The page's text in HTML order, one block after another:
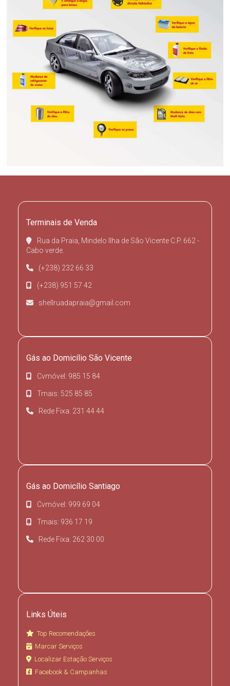
Terminais de Venda
Rua da Praia, Mindelo Ilha de São Vicente C.P. 662 -
Cabo verde.
(+238) 232 66 33
(+238) 951 57 42
shellruadapraia@gmail.com
Gás ao Domicílio São Vicente
Cvmóvel: 985 15 84
Tmais: 525 85 85
Rede Fixa: 231 44 44
Gás ao Domicílio Santiago
Cvmóvel: 999 69 04
Tmais: 936 17 19
Rede Fixa: 262 30 00
Links Úteis
Top Recomendações
Marcar Serviços
Localizar Estação Serviços
Facebook & Campanhas